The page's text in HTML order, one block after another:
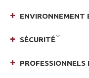
ENVIRONNEMENT
SÉCURITÉ